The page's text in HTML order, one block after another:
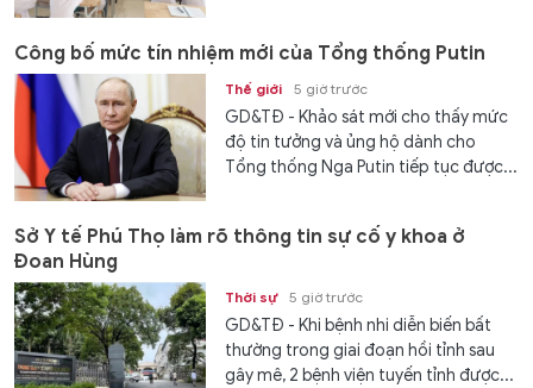
Công bố mức tín nhiệm mới của Tổng thống Putin
Thế giới 5 giờ trước
GD&TĐ - Khảo sát mới cho thấy mức
độ tin tưởng và ủng hộ dành cho
Tổng thống Nga Putin tiếp tục được...
Sở Y tế Phú Thọ làm rõ thông tin sự cố y khoa ở
Đoan Hùng
Thời sự 5 giờ trước
GD&TĐ - Khi bệnh nhi diễn biến bất
thường trong giai đoạn hồi tỉnh sau
gây mê, 2 bệnh viện tuyến tỉnh được...